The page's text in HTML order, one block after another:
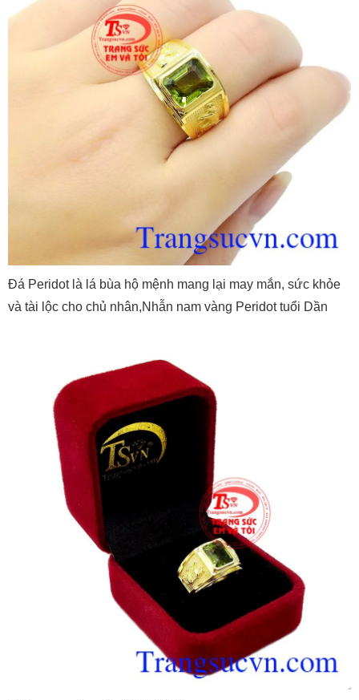
Đá Peridot là lá bùa hộ mệnh mang lại may mắn, sức khỏe
và tài lộc cho chủ nhân,Nhẫn nam vàng Peridot tuổi Dần